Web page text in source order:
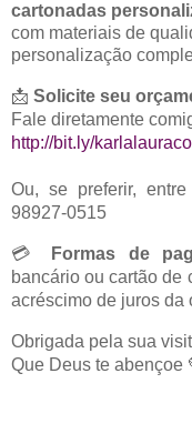
cartonadas
com materiais de
personalização
📩 Solicite seu
Fale diretamente
http://bit.ly/
Ou, se preferir,
98927-0515
💳 Formas de
bancário ou cartão de
acréscimo de juros da
Obrigada pela sua
Que Deus te abençoe